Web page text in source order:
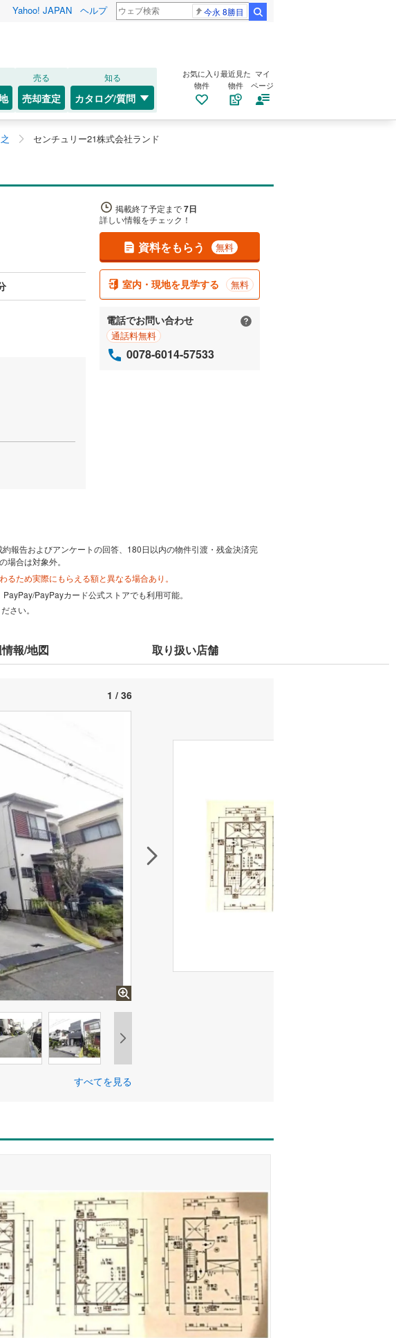
Yahoo! JAPAN ヘルプ 今永 8勝目
売る
売却査定
知る
カタログ/質問
お気に入り
物件
最近見た
物件
マイ
ページ
センチュリー21株式会社ランド
掲載終了予定まで7日
詳しい情報をチェック！
資料をもらう 無料
室内・現地を見学する 無料
電話でお問い合わせ
通話料無料
0078-6014-57533
報告およびアンケートの回答、180日以内の物件引渡・残金決済完
場合は対象外。
ため実際にもらえる額と異なる場合あり。
PayPayカード公式ストアでも利用可能。
さい。
報/地図 取り扱い店舗
1 / 36
すべてを見る